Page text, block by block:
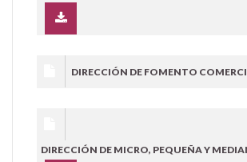
DIRECCIÓN DE FOMENTO
DIRECCIÓN DE MICRO, PEQUEÑA Y